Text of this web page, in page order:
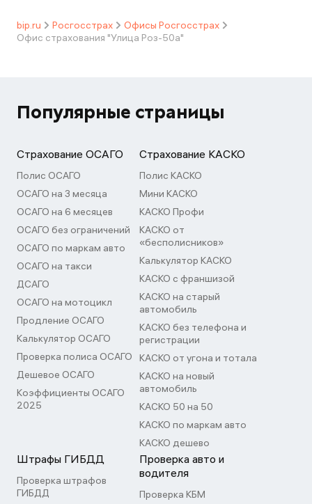
bip.ru Росгосстрах
Офисы Росгосстрах
Офис страхования "Улица Роз-50а"
Популярные страницы
Страхование ОСАГО
Полис ОСАГО
ОСАГО на 3 месяца
ОСАГО на 6 месяцев
ОСАГО без ограничений
ОСАГО по маркам авто
ОСАГО на такси
ДСАГО
ОСАГО на мотоцикл
Продление ОСАГО
Калькулятор ОСАГО
Проверка полиса ОСАГО
Дешевое ОСАГО
Коэффициенты ОСАГО
2025
Страхование КАСКО
Полис КАСКО
Мини КАСКО
КАСКО Профи
КАСКО от
«бесполисников»
Калькулятор КАСКО
КАСКО с франшизой
КАСКО на старый
автомобиль
КАСКО без телефона и
регистрации
КАСКО от угона и тотала
КАСКО на новый
автомобиль
КАСКО 50 на 50
КАСКО по маркам авто
КАСКО дешево
Штрафы ГИБДД
Проверка штрафов
ГИБДД
Проверка авто и
водителя
Проверка КБМ